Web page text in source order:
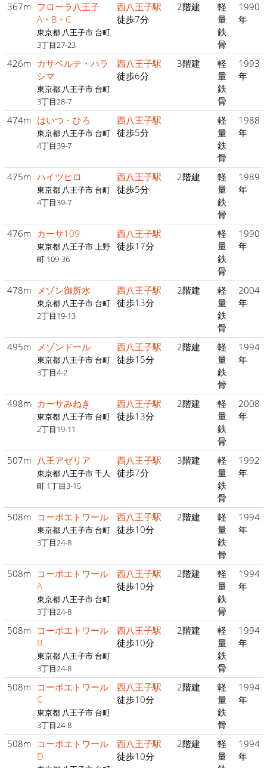
367m フローラ八王子
A・B・C
東京都 八王子市 台町
3丁目27-23
西八王子駅
徒歩7分
2階建
軽
量
鉄
骨
1990
年
426m
カサベルテ・ハラ
シマ
東京都 八王子市 台町
3丁目28-7
西八王子駅
徒歩6分
3階建
軽
量
鉄
骨
1993
年
474m はいつ・ひろ
東京都 八王子市 台町
4丁目39-7
西八王子駅
徒歩5分
軽
量
鉄
骨
1988
年
475m ハイツヒロ
東京都 八王子市 台町
4丁目39-7
西八王子駅
徒歩5分
2階建
軽
量
鉄
骨
1989
年
476m カーサ109
東京都 八王子市 上野
町 109-36
西八王子駅
徒歩17分
軽
量
鉄
骨
1990
年
478m メゾン御所水
東京都 八王子市 台町
2丁目19-13
西八王子駅
徒歩13分
2階建
軽
量
鉄
骨
2004
年
495m メゾンドール
東京都 八王子市 台町
3丁目4-2
西八王子駅
徒歩15分
2階建
軽
量
鉄
骨
1994
年
498m カーサみねき
東京都 八王子市 台町
2丁目19-11
西八王子駅
徒歩13分
2階建
軽
量
鉄
骨
2008
年
507m 八王アゼリア
東京都 八王子市 千人
町 1丁目3-15
西八王子駅
徒歩7分
3階建
軽
量
鉄
骨
1992
年
508m コーポエトワール
東京都 八王子市 台町
3丁目24-8
西八王子駅
徒歩10分
2階建
軽
量
鉄
骨
1994
年
508m
コーポエトワール
A
東京都 八王子市 台町
3丁目24-8
西八王子駅
徒歩10分
2階建
軽
量
鉄
骨
1994
年
508m
コーポエトワール
B
東京都 八王子市 台町
3丁目24-8
西八王子駅
徒歩10分
2階建
軽
量
鉄
骨
1994
年
508m
コーポエトワール
C
東京都 八王子市 台町
3丁目24-8
西八王子駅
徒歩10分
2階建
軽
量
鉄
骨
1994
年
508m
コーポエトワール
D
西八王子駅
徒歩10分
2階建
軽
量
1994
年